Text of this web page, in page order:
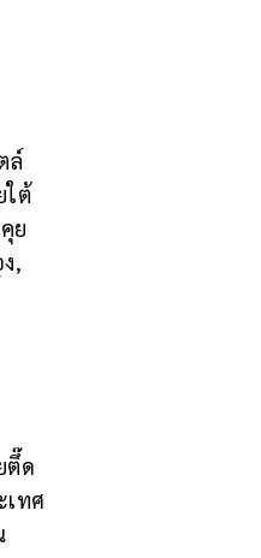
ล์
ใต้
ย
,
ตึ๊ด
เทศ